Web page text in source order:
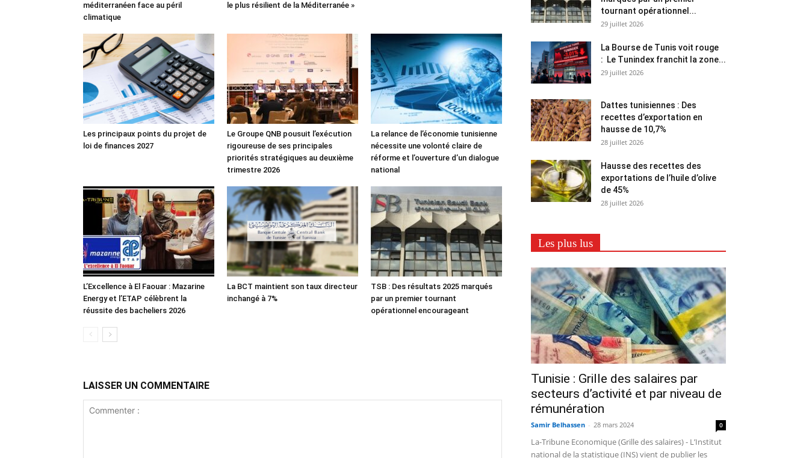
méditerranéen face au péril
climatique
le plus résilient de la Méditerranée »
Les principaux points du projet de
loi de finances 2027
Le Groupe QNB pousuit l’exécution
rigoureuse de ses principales
priorités stratégiques au deuxième
trimestre 2026
La relance de l’économie tunisienne
nécessite une volonté claire de
réforme et l’ouverture d’un dialogue
national
L’Excellence à El Faouar : Mazarine
Energy et l’ETAP célèbrent la
réussite des bacheliers 2026
La BCT maintient son taux directeur
inchangé à 7%
TSB : Des résultats 2025 marqués
par un premier tournant
opérationnel encourageant
LAISSER UN COMMENTAIRE
tournant opérationnel...
29 juillet 2026
La Bourse de Tunis voit rouge
: Le Tunindex franchit la zone...
29 juillet 2026
Dattes tunisiennes : Des
recettes d’exportation en
hausse de 10,7%
28 juillet 2026
Hausse des recettes des
exportations de l’huile d’olive
de 45%
28 juillet 2026
Les plus lus
Tunisie : Grille des salaires par
secteurs d’activité et par niveau de
rémunération
Samir Belhassen - 28 mars 2024 0
La-Tribune Economique (Grille des salaires) - L’Institut
national de la statistique (INS) vient de publier les